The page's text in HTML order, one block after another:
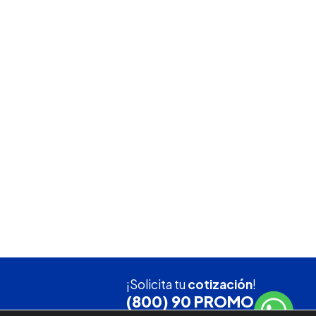
¡Solicita tucotización!
(800) 90 PROMO